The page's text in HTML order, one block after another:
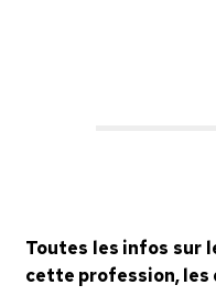
Toutes les infos sur
cette profession, les